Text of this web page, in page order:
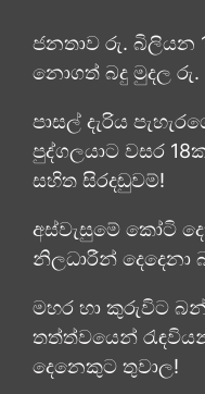
ජනතාව රු. බිලියන
නොගත් බදු මුදල රු.
පාසල් දැරිය
පුද්ගලයාට වසර
සහිත සිරදඬුවම්!
අස්වැසුමේ කෝටි
නිලධාරීන් දෙදෙනා
මහර හා කුරුවිට
තත්ත්වයෙන්
දෙනෙකුට තුවාල!